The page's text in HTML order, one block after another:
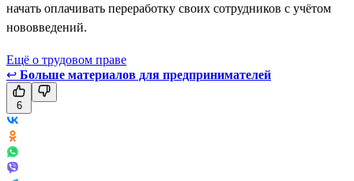
начать оплачивать переработку своих сотрудников с учётом
нововведений.
Ещё о трудовом праве
↩ Больше материалов для предпринимателей
6